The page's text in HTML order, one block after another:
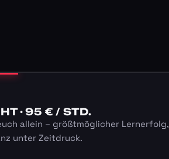
· 95 € / STD.
allein – größtmöglicher Lernerfolg,
unter Zeitdruck.